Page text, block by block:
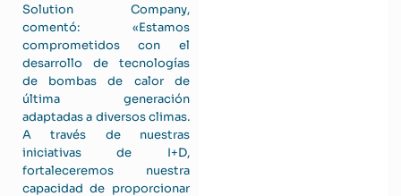
Solution Company,
comentó: «Estamos
comprometidos con el
desarrollo de tecnologías
de bombas de calor de
última generación
adaptadas a diversos climas.
A través de nuestras
iniciativas de I+D,
fortaleceremos nuestra
capacidad de proporcionar